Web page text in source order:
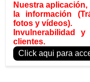
Nuestra
la información
fotos y vídeos).
Invulnerabilidad
clientes.
Click aqui para